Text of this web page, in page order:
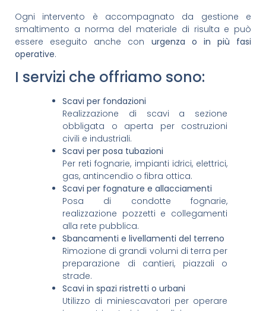
Ogni intervento è accompagnato da gestione e
smaltimento a norma del materiale di risulta e può
essere eseguito anche con urgenza o in più fasi
operative.
I servizi che offriamo sono:
Scavi per fondazioni
Realizzazione di scavi a sezione
obbligata o aperta per costruzioni
civili e industriali.
Scavi per posa tubazioni
Per reti fognarie, impianti idrici, elettrici,
gas, antincendio o fibra ottica.
Scavi per fognature e allacciamenti
Posa di condotte fognarie,
realizzazione pozzetti e collegamenti
alla rete pubblica.
Sbancamenti e livellamenti del terreno
Rimozione di grandi volumi di terra per
preparazione di cantieri, piazzali o
strade.
Scavi in spazi ristretti o urbani
Utilizzo di miniescavatori per operare